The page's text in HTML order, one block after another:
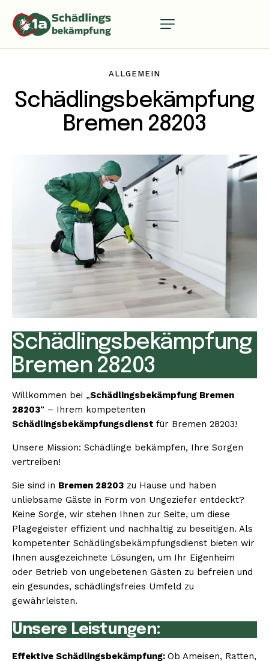
ALLGEMEIN
Schädlingsbekämpfung
Bremen 28203
Schädlingsbekämpfung
Bremen 28203
Willkommen bei „Schädlingsbekämpfung Bremen
28203“ – Ihrem kompetenten
Schädlingsbekämpfungsdienst für Bremen 28203!
Unsere Mission: Schädlinge bekämpfen, Ihre Sorgen
vertreiben!
Sie sind in Bremen 28203 zu Hause und haben
unliebsame Gäste in Form von Ungeziefer entdeckt?
Keine Sorge, wir stehen Ihnen zur Seite, um diese
Plagegeister effizient und nachhaltig zu beseitigen. Als
kompetenter Schädlingsbekämpfungsdienst bieten wir
Ihnen ausgezeichnete Lösungen, um Ihr Eigenheim
oder Betrieb von ungebetenen Gästen zu befreien und
ein gesundes, schädlingsfreies Umfeld zu
gewährleisten.
Unsere Leistungen:
Effektive Schädlingsbekämpfung: Ob Ameisen, Ratten,